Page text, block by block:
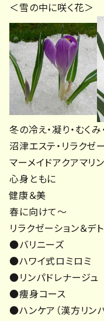
＜雪の中に咲く花＞
冬の冷え・凝り・むくみ
沼津エステ・リラクゼ
マーメイドアクアマリン
心身ともに
健康＆美
春に向けて～
リラクゼーション＆デ
●バリニーズ
●ハワイ式ロミロミ
●リンパドレナージュ
●痩身コース
●ハンケア（漢方リン